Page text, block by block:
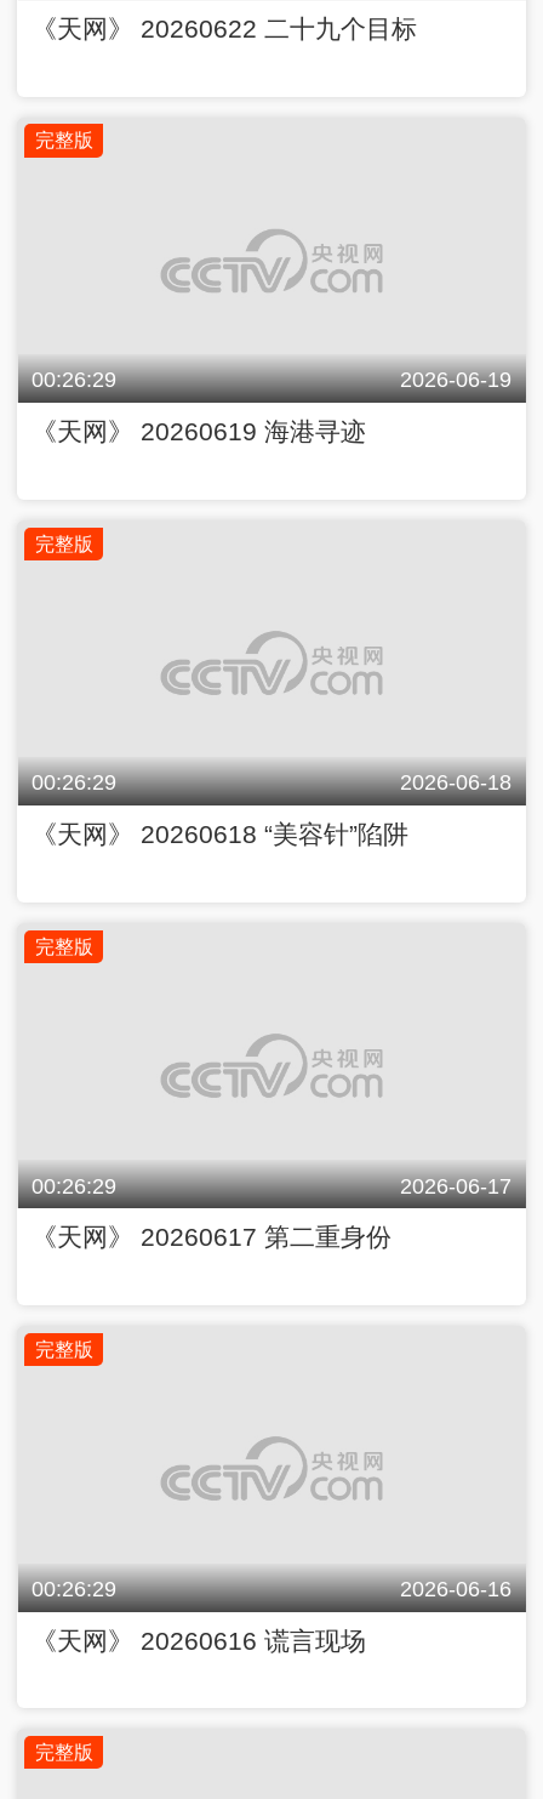
《天网》 20260622 二十九个目标
完整版
00:26:29 2026-06-19
《天网》 20260619 海港寻迹
完整版
00:26:29 2026-06-18
《天网》 20260618 “美容针”陷阱
完整版
00:26:29 2026-06-17
《天网》 20260617 第二重身份
完整版
00:26:29 2026-06-16
《天网》 20260616 谎言现场
完整版